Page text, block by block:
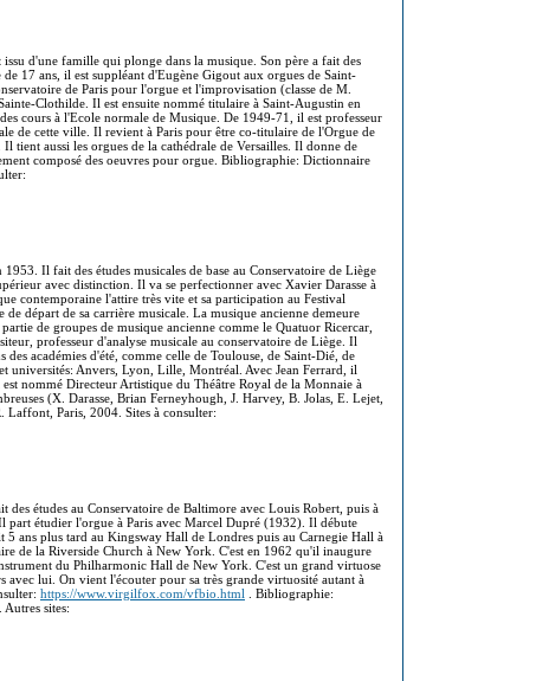
issu d'une famille qui plonge dans la musique. Son père a fait des
17 ans, il est suppléant d'Eugène Gigout aux orgues de Saint-
de Paris pour l'orgue et l'improvisation (classe de M.
Clothilde. Il est ensuite nommé titulaire à Saint-Augustin en
cours à l'Ecole normale de Musique. De 1949-71, il est professeur
de cette ville. Il revient à Paris pour être co-titulaire de l'Orgue de
tient aussi les orgues de la cathédrale de Versailles. Il donne de
composé des oeuvres pour orgue. Bibliographie: Dictionnaire
1953. Il fait des études musicales de base au Conservatoire de Liège
avec distinction. Il va se perfectionner avec Xavier Darasse à
contemporaine l'attire très vite et sa participation au Festival
départ de sa carrière musicale. La musique ancienne demeure
de groupes de musique ancienne comme le Quatuor Ricercar,
professeur d'analyse musicale au conservatoire de Liège. Il
académies d'été, comme celle de Toulouse, de Saint-Dié, de
universités: Anvers, Lyon, Lille, Montréal. Avec Jean Ferrard, il
nommé Directeur Artistique du Théâtre Royal de la Monnaie à
(X. Darasse, Brian Ferneyhough, J. Harvey, B. Jolas, E. Lejet,
Paris, 2004. Sites à consulter:
des études au Conservatoire de Baltimore avec Louis Robert, puis à
étudier l'orgue à Paris avec Marcel Dupré (1932). Il débute
5 ans plus tard au Kingsway Hall de Londres puis au Carnegie Hall à
de la Riverside Church à New York. C'est en 1962 qu'il inaugure
du Philharmonic Hall de New York. C'est un grand virtuose
avec lui. On vient l'écouter pour sa très grande virtuosité autant à
https://www.virgilfox.com/vfbio.html . Bibliographie:
sites: